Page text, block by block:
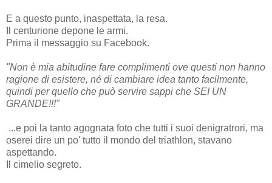
E a questo punto, inaspettata, la resa.
Il centurione depone le armi.
Prima il messaggio su Facebook.
"Non è mia abitudine fare complimenti ove questi non hanno
ragione di esistere, né di cambiare idea tanto facilmente,
quindi per quello che può servire sappi che SEI UN
GRANDE!!!"
...e poi la tanto agognata foto che tutti i suoi denigratrori, ma
oserei dire un po' tutto il mondo del triathlon, stavano
aspettando.
Il cimelio segreto.